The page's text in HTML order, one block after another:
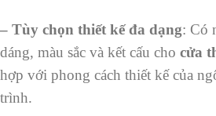
– Tùy chọn thiết kế đa dạng: Có
dáng, màu sắc và kết cấu cho cửa
hợp với phong cách thiết kế của
trình.